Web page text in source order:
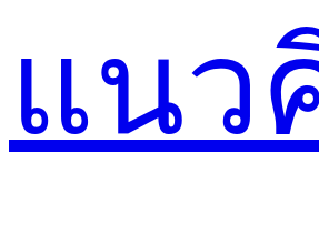
แนว